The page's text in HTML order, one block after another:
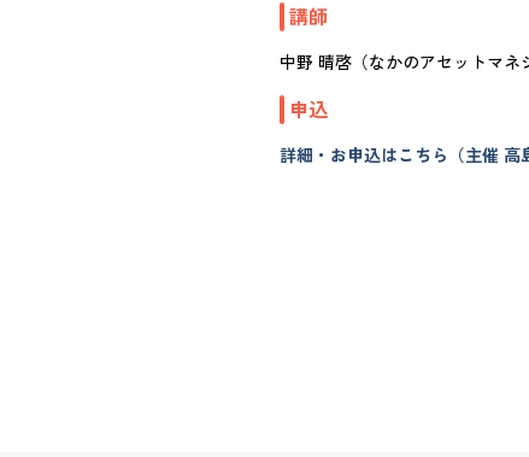
講師
中野 晴啓（なかのアセットマネ
申込
詳細・お申込はこちら（主催 高